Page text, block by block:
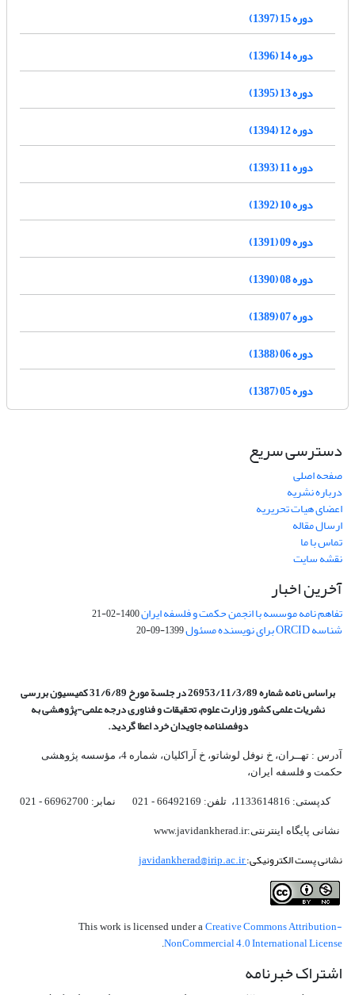
دوره 15 (1397)
دوره 14 (1396)
دوره 13 (1395)
دوره 12 (1394)
دوره 11 (1393)
دوره 10 (1392)
دوره 09 (1391)
دوره 08 (1390)
دوره 07 (1389)
دوره 06 (1388)
دوره 05 (1387)
دسترسی سریع
صفحه اصلی
درباره نشریه
اعضای هیات تحریریه
ارسال مقاله
تماس با ما
نقشه سایت
آخرین اخبار
تفاهم نامه موسسه با انجمن حکمت و فلسفه ایران1400-02-21
شناسه ORCID برای نویسنده مسئول 1399-09-20
براساس نامه شماره 26953/11/3/89 در جلسة مورخ 31/6/89 کمیسیون
بررسی
نشریات علمی کشور وزارت علوم، تحقیقات و فناوری درجه علمی‌-پژوهشیبه
دوفصلنامه جاویدان خرد اعطا گردید.
آدرس : تهــران، خ نوفل لوشاتو، خ آراکلیان، شماره 4،‌ مؤسسه پژوهشی
حکمت و فلسفه ایران،‌
کدپستی: 1133614816، تلفن: 66492169 - 021 نمابر: 66962700 - 021
نشانی پایگاه اینترنتی:www.javidankherad.ir
نشانی پست الکترونیکی:javidankherad@irip.ac.ir
This work is licensed under a Creative Commons Attribution-
NonCommercial 4.0 International License
اشتراک خبرنامه